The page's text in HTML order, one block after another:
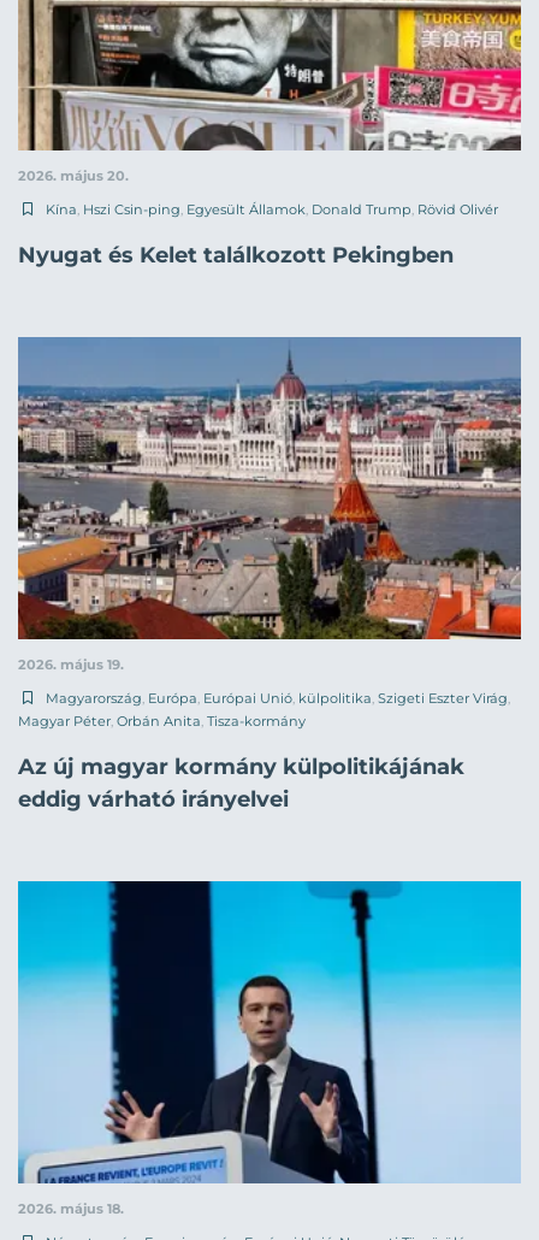
2026. május 20.
Kína, Hszi Csin-ping, Egyesült Államok, Donald Trump, Rövid Olivér
Nyugat és Kelet találkozott Pekingben
2026. május 19.
Magyarország, Európa, Európai Unió, külpolitika, Szigeti Eszter Virág,
Magyar Péter, Orbán Anita, Tisza-kormány
Az új magyar kormány külpolitikájának
eddig várható irányelvei
2026. május 18.